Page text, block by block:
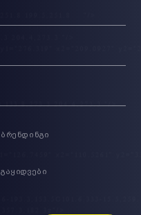
ᲑᲠᲔᲜᲓᲘᲜᲒᲘ
ᲒᲐᲧᲘᲓᲕᲔᲑᲘ